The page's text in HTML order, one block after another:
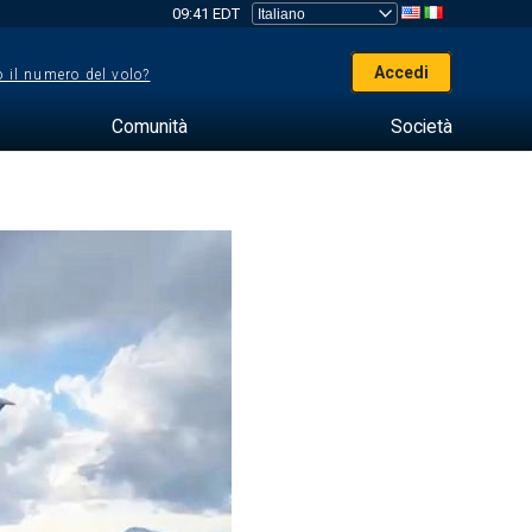
09:41 EDT
il numero del volo? Accedi
Comunità Società